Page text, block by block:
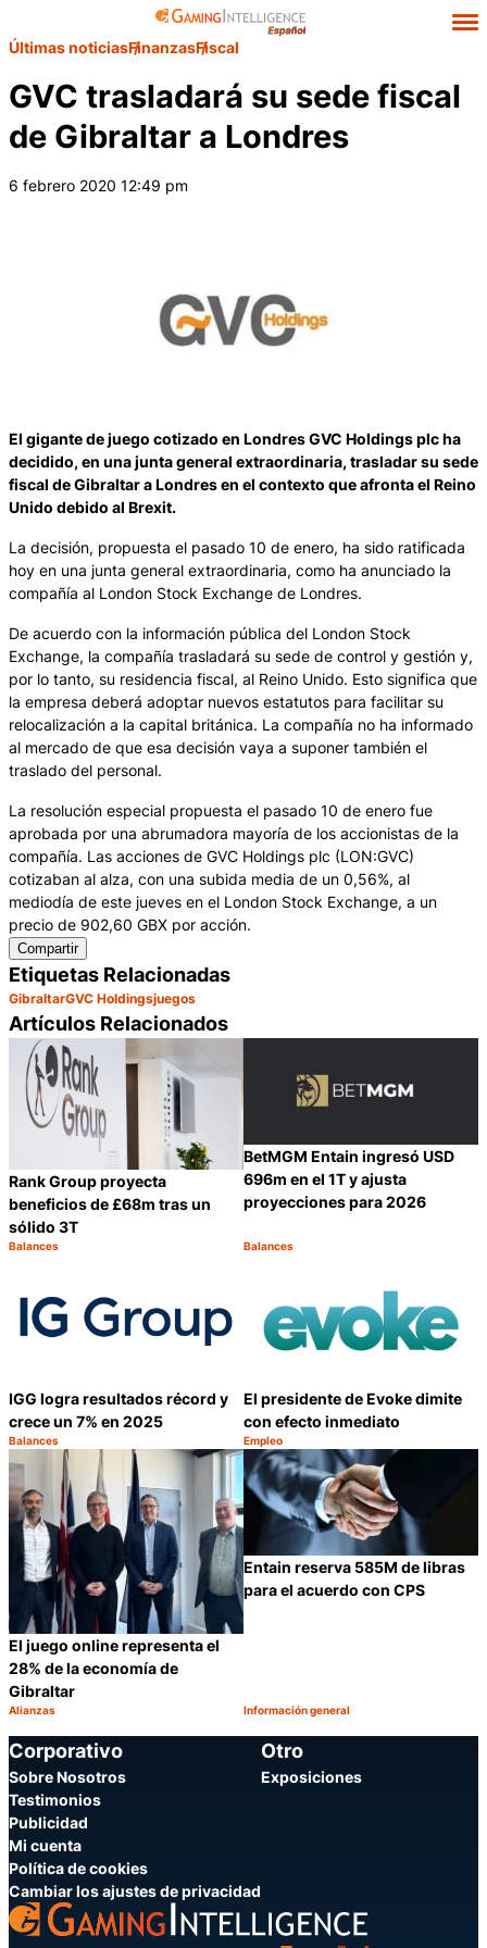
Últimas noticiasFinanzasFiscal
GVC trasladará su sede fiscal
de Gibraltar a Londres
6 febrero 2020 12:49 pm
El gigante de juego cotizado en Londres GVC Holdings plc ha
decidido, en una junta general extraordinaria, trasladar su sede
fiscal de Gibraltar a Londres en el contexto que afronta el Reino
Unido debido al Brexit.
La decisión, propuesta el pasado 10 de enero, ha sido ratificada
hoy en una junta general extraordinaria, como ha anunciado la
compañía al London Stock Exchange de Londres.
De acuerdo con la información pública del London Stock
Exchange, la compañía trasladará su sede de control y gestión y,
por lo tanto, su residencia fiscal, al Reino Unido. Esto significa que
la empresa deberá adoptar nuevos estatutos para facilitar su
relocalización a la capital británica. La compañía no ha informado
al mercado de que esa decisión vaya a suponer también el
traslado del personal.
La resolución especial propuesta el pasado 10 de enero fue
aprobada por una abrumadora mayoría de los accionistas de la
compañía. Las acciones de GVC Holdings plc (LON:GVC)
cotizaban al alza, con una subida media de un 0,56%, al
mediodía de este jueves en el London Stock Exchange, a un
precio de 902,60 GBX por acción.
Compartir
Etiquetas Relacionadas
GibraltarGVC Holdingsjuegos
Artículos Relacionados
Rank Group proyecta
beneficios de £68m tras un
sólido 3T
Categoría:
Balances
BetMGM Entain ingresó USD
696m en el 1T y ajusta
proyecciones para 2026
Categoría:
Balances
IGG logra resultados récord y
crece un 7% en 2025
Categoría:
Balances
Compartir
El presidente de Evoke dimite
con efecto inmediato
Categoría:
Empleo
El juego online representa el
28% de la economía de
Gibraltar
Categoría:
Alianzas
Compartir
Entain reserva 585M de libras
para el acuerdo con CPS
Categoría:
Información general
Corporativo
Sobre Nosotros
Testimonios
Publicidad
Mi cuenta
Política de cookies
Cambiar los ajustes de privacidad
Otro
Exposiciones